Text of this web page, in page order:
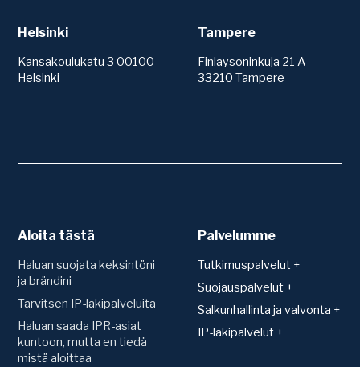
Helsinki
Kansakoulukatu 3 00100
Helsinki
Tampere
Finlaysoninkuja 21 A
33210 Tampere
Aloita tästä
Haluan suojata keksintöni
ja brändini
Tarvitsen IP-lakipalveluita
Haluan saada IPR-asiat
kuntoon, mutta en tiedä
mistä aloittaa
Palvelumme
Tutkimuspalvelut +
Patentit
Teknologiakartoitus
(FTO)
Suojauspalvelut +
Suojan hakeminen ja
Verkkotunnus (Domain)
Salkunhallinta ja valvonta +
Salkunhallinta
IP-lakipalvelut +